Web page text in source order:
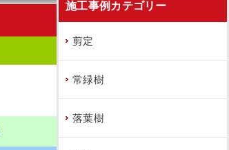
施工事例カテゴリー
剪定
常緑樹
落葉樹